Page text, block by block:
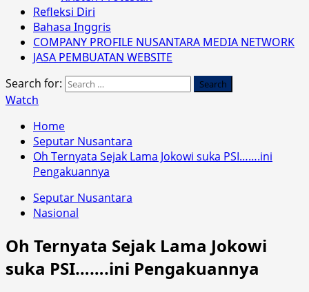
Refleksi Diri
Bahasa Inggris
COMPANY PROFILE NUSANTARA MEDIA NETWORK
JASA PEMBUATAN WEBSITE
Search for:
Watch
Home
Seputar Nusantara
Oh Ternyata Sejak Lama Jokowi suka PSI…….ini
Pengakuannya
Seputar Nusantara
Nasional
Oh Ternyata Sejak Lama Jokowi
suka PSI…….ini Pengakuannya